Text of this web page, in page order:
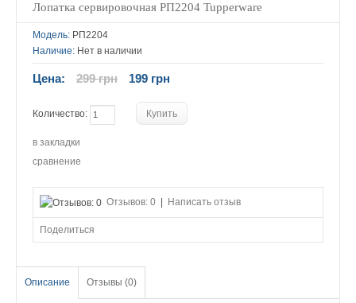
Лопатка сервировочная РП2204 Tupperware
Модель: РП2204
Наличие: Нет в наличии
Цена: 299 грн 199 грн
Количество:
в закладки
сравнение
Отзывов: 0 Написать отзыв
Поделиться
Описание Отзывы (0)